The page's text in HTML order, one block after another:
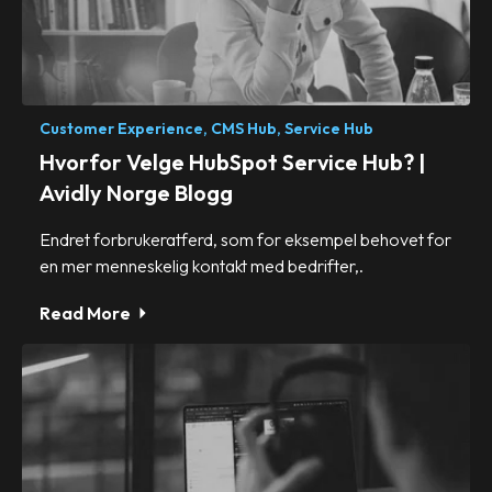
Customer Experience, CMS Hub, Service Hub
Hvorfor Velge HubSpot Service Hub? |
Avidly Norge Blogg
Endret forbrukeratferd, som for eksempel behovet for
en mer menneskelig kontakt med bedrifter,.
Read More